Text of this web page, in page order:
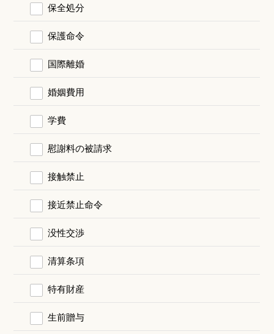
保全処分
保護命令
国際離婚
婚姻費用
学費
慰謝料の被請求
接触禁止
接近禁止命令
没性交渉
清算条項
特有財産
生前贈与